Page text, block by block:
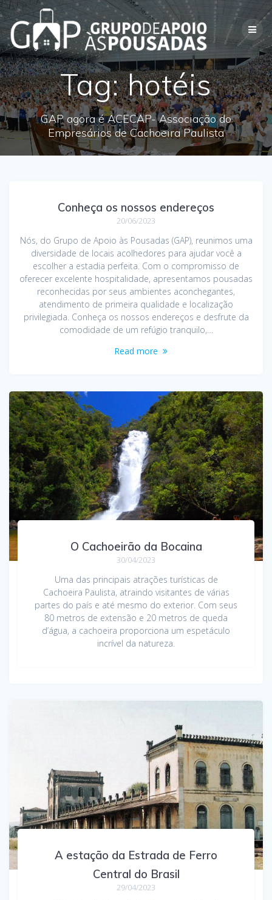
Skip
content
Tag:hotéis
GAP agora é ACECAP- Associação do
Empresários de Cachoeira Paulista
Conheça os nossos endereços
20/06/2023
Nós, do Grupo de Apoio às Pousadas (GAP), reunimos uma
diversidade de locais acolhedores para ajudar você a
escolher a estadia perfeita. Com o compromisso de
oferecer excelente hospitalidade, apresentamos pousadas
reconhecidas por seus ambientes aconchegantes,
atendimento de primeira qualidade e localização
privilegiada. Conheça os nossos endereços e desfrute da
comodidade de um refúgio tranquilo,…
Read more
O Cachoeirão da Bocaina
30/04/2023
Uma das principais atrações turísticas de
Cachoeira Paulista, atraindo visitantes de várias
partes do país e até mesmo do exterior. Com seus
80 metros de extensão e 20 metros de queda
d’água, a cachoeira proporciona um espetáculo
incrível da natureza.
A estação da Estrada de Ferro
Central do Brasil
29/04/2023